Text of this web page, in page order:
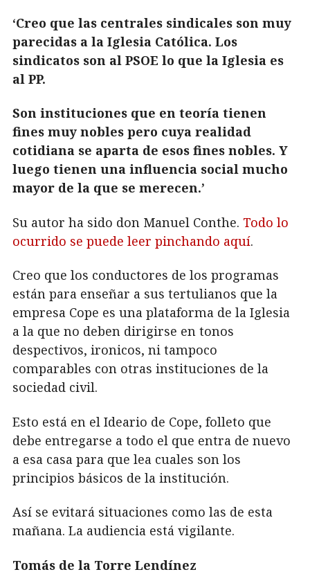
‘Creo que las centrales sindicales son muy
parecidas a la Iglesia Católica. Los
sindicatos son al PSOE lo que la Iglesia es
al PP.
Son instituciones que en teoría tienen
fines muy nobles pero cuya realidad
cotidiana se aparta de esos fines nobles. Y
luego tienen una influencia social mucho
mayor de la que se merecen.’
Su autor ha sido don Manuel Conthe. Todo lo
ocurrido se puede leer pinchando aquí.
Creo que los conductores de los programas
están para enseñar a sus tertulianos que la
empresa Cope es una plataforma de la Iglesia
a la que no deben dirigirse en tonos
despectivos, ironicos, ni tampoco
comparables con otras instituciones de la
sociedad civil.
Esto está en el Ideario de Cope, folleto que
debe entregarse a todo el que entra de nuevo
a esa casa para que lea cuales son los
principios básicos de la institución.
Así se evitará situaciones como las de esta
mañana. La audiencia está vigilante.
Tomás de la Torre Lendínez